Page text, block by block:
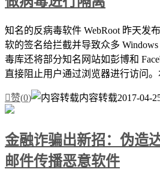
知名的反病毒软件 WebRoot 昨天发
软的签名给拦截并导致众多
毒库还将部分知名网站如彭博和
直接阻止用户通过浏览器进行访问。
赞(0) 内容转载2017-04-
金融诈骗出新招：伪造
邮件传播恶意软件